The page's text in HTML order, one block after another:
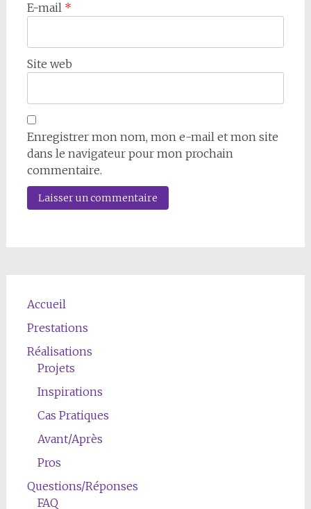
E-mail *
Site web
Enregistrer mon nom, mon e-mail et mon site
dans le navigateur pour mon prochain
commentaire.
Accueil
Prestations
Réalisations
Projets
Inspirations
Cas Pratiques
Avant/Après
Pros
Questions/Réponses
FAQ